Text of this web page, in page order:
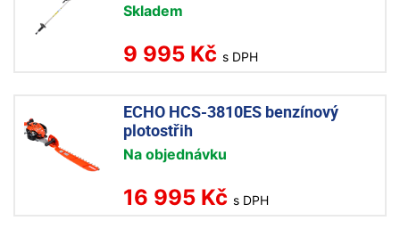
Skladem
9 995 Kč s DPH
ECHO HCS-3810ES benzínový
plotostřih
Na objednávku
16 995 Kč s DPH